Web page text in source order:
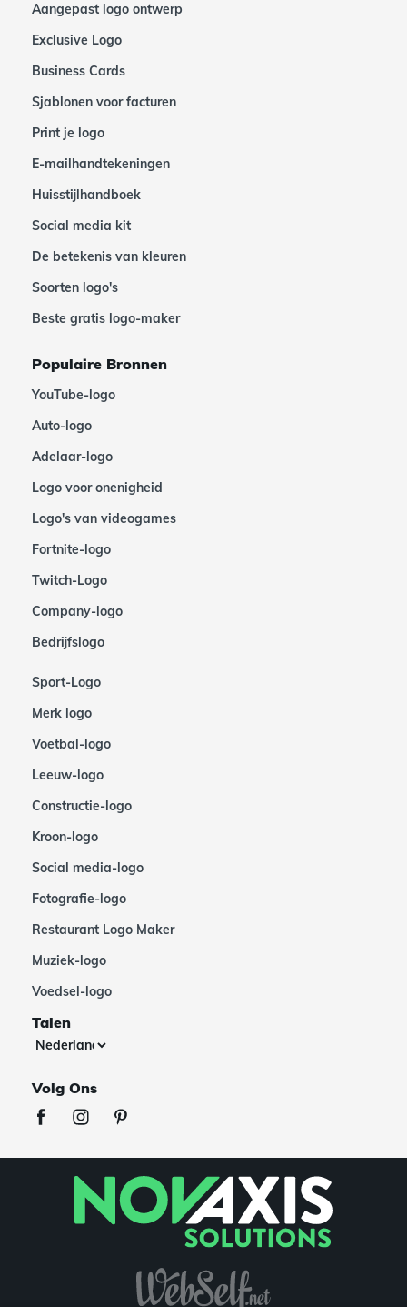
Aangepast logo ontwerp
Exclusive Logo
Business Cards
Sjablonen voor facturen
Print je logo
E-mailhandtekeningen
Huisstijlhandboek
Social media kit
De betekenis van kleuren
Soorten logo's
Beste gratis logo-maker
Populaire Bronnen
YouTube-logo
Auto-logo
Adelaar-logo
Logo voor onenigheid
Logo's van videogames
Fortnite-logo
Twitch-Logo
Company-logo
Bedrijfslogo
Sport-Logo
Merk logo
Voetbal-logo
Leeuw-logo
Constructie-logo
Kroon-logo
Social media-logo
Fotografie-logo
Restaurant Logo Maker
Muziek-logo
Voedsel-logo
Talen
Volg Ons